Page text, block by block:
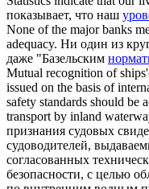
показывает, что наш
None of the major banks
adequacy. Ни один из
даже "Базельским
Mutual recognition of
issued on the basis of
safety standards should be
transport by inland
признания судовых
судоводителей,
согласованных
безопасности, с целью